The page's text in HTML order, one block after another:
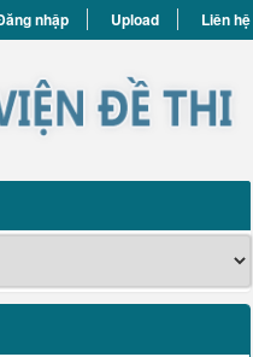
nhập Upload Liên hệ